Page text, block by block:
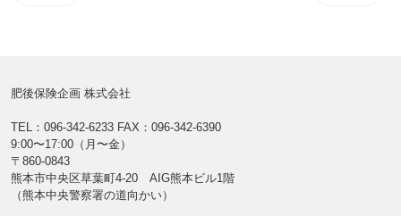
肥後保険企画 株式会社
TEL：096-342-6233 FAX：096-342-6390
9:00〜17:00（月〜金）
〒860-0843
熊本市中央区草葉町4-20 AIG熊本ビル1階
（熊本中央警察署の道向かい）